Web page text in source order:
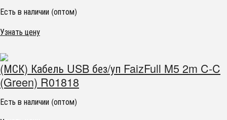
Есть в наличии (оптом)
Узнать цену
(МСК) Кабель USB без/уп FaizFull M5 2m C-C
(Green) R01818
Есть в наличии (оптом)